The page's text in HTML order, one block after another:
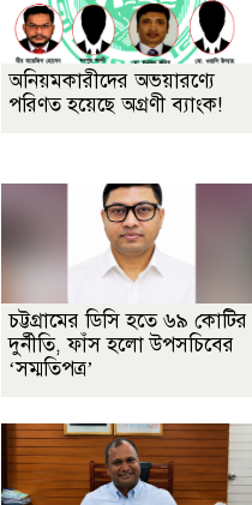
অনিয়মকারীদের অভয়ারণ্যে
পরিণত হয়েছে অগ্রণী ব্যাংক!
চট্টগ্রামের ডিসি হতে ৬৯ কোটির
দুর্নীতি, ফাঁস হলো উপসচিবের
‘সম্মতিপত্র’